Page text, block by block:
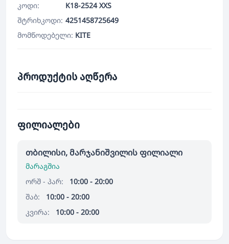
კოდი:
K18-2524 XXS
შტრიხკოდი: 4251458725649
მომწოდებელი: KITE
პროდუქტის აღწერა
ფილიალები
თბილისი, მარჯანიშვილის ფილიალი
მარაგშია
ორშ - პარ:
10:00 - 20:00
შაბ:
10:00 - 20:00
კვირა:
10:00 - 20:00